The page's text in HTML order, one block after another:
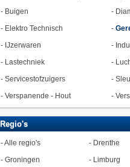
- Buigen -
- Elektro Technisch -
- IJzerwaren -
- Lastechniek -
- Servicestofzuigers -
- Verspanende - Hout -
Regio's
-Alle regio's - Drenthe
- Groningen - Limburg